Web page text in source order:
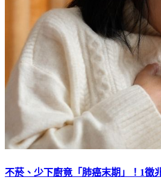
不菸、少下廚竟「肺癌末期」！1